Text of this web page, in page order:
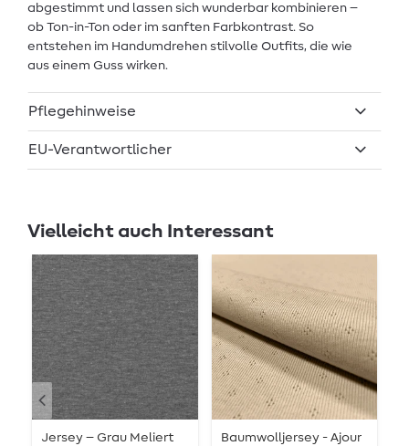
abgestimmt und lassen sich wunderbar kombinieren –
ob Ton-in-Ton oder im sanften Farbkontrast. So
entstehen im Handumdrehen stilvolle Outfits, die wie
aus einem Guss wirken.
Pflegehinweise
EU-Verantwortlicher
Vielleicht auch Interessant
Jersey – Grau Meliert
Baumwolljersey - Ajour